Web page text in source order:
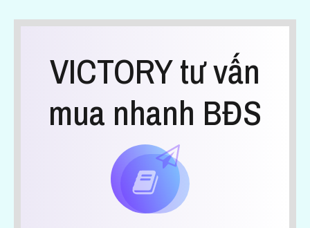
VICTORY tư vấn
mua nhanh BĐS